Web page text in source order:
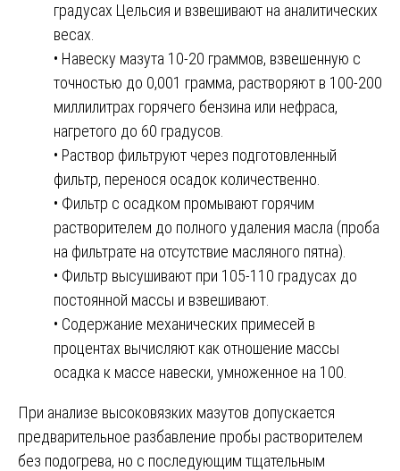
градусах Цельсия и взвешивают на аналитических
весах.
• Навеску мазута 10-20 граммов, взвешенную с
точностью до 0,001 грамма, растворяют в 100-200
миллилитрах горячего бензина или нефраса,
нагретого до 60 градусов.
• Раствор фильтруют через подготовленный
фильтр, перенося осадок количественно.
• Фильтр с осадком промывают горячим
растворителем до полного удаления масла (проба
на фильтрате на отсутствие масляного пятна).
• Фильтр высушивают при 105-110 градусах до
постоянной массы и взвешивают.
• Содержание механических примесей в
процентах вычисляют как отношение массы
осадка к массе навески, умноженное на 100.
При анализе высоковязких мазутов допускается
предварительное разбавление пробы растворителем
без подогрева, но с последующим тщательным